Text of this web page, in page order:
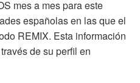
mes a mes para este
españolas en las que el
REMIX. Esta información
de su perfil en